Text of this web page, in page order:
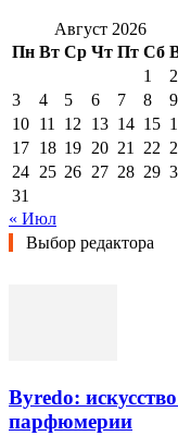
Август 2026
Пн Вт Ср Чт Пт Сб
1
2
3
4 5 6 7 8
9
10 11 12 13 14 15
17 18 19 20 21 22
24 25 26 27 28 29
31
« Июл
Выбор редактора
Byredo:
парфюмерии